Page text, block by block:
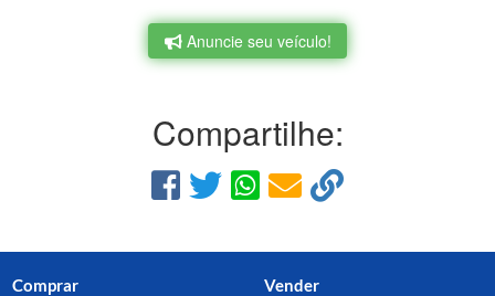
Anuncie seu veículo!
Compartilhe:
Comprar Vender